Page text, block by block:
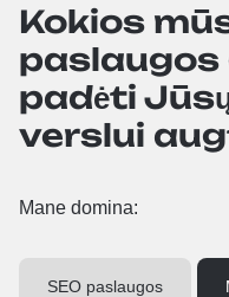
Kokios
paslaugos
padėti
verslui
Mane domina:
SEO paslaugos